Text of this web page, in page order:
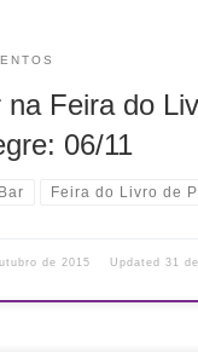
na Feira do
06/11
Feira do Livro de
de 2015 Updated 31